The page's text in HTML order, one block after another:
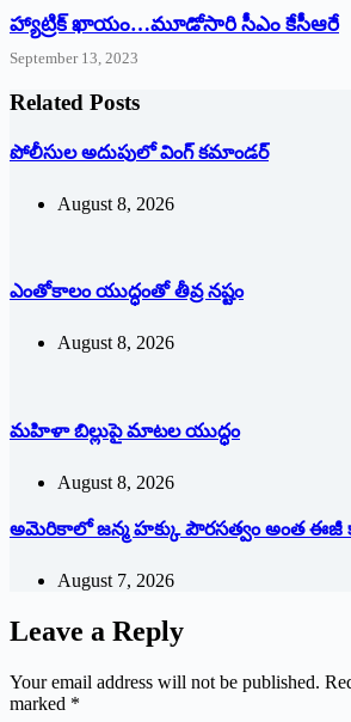
హ్యాట్రిక్‌ ‌ఖాయం…మూడోసారి సీఎం కేసీఆరే
September 13, 2023
Related Posts
పోలీసుల అదుపులో వింగ్‌ ‌కమాండర్‌
August 8, 2026
ఎంతోకాలం యుద్ధంతో తీవ్ర నష్టం
August 8, 2026
మహిళా బిల్లుపై మాటల యుద్ధం
August 8, 2026
అమెరికాలో జన్మ హక్కు పౌరసత్వం అంత ఈజీ
August 7, 2026
Leave a Reply
Your email address will not be published.
marked *